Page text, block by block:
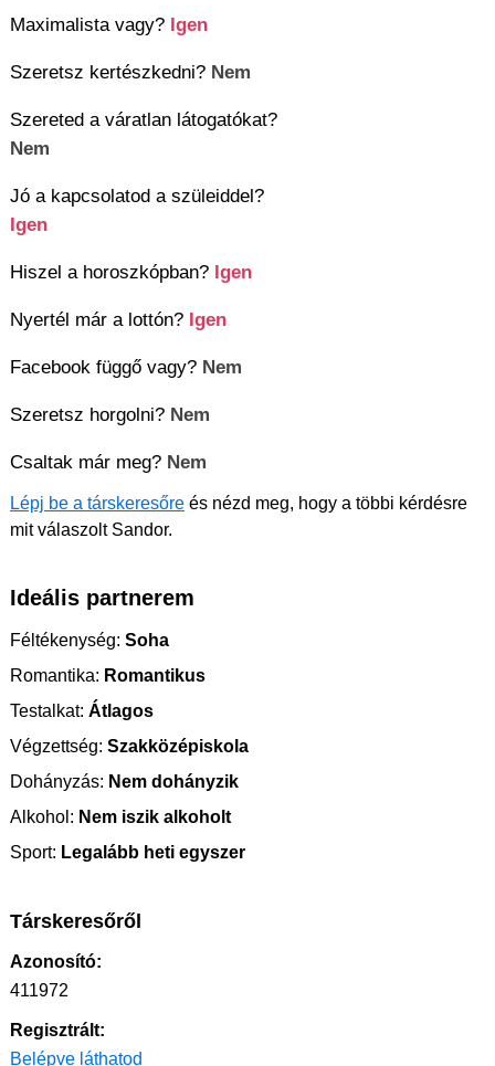
Maximalista vagy? Igen
Szeretsz kertészkedni? Nem
Szereted a váratlan látogatókat?
Nem
Jó a kapcsolatod a szüleiddel?
Igen
Hiszel a horoszkópban? Igen
Nyertél már a lottón? Igen
Facebook függő vagy? Nem
Szeretsz horgolni? Nem
Csaltak már meg? Nem
Lépj be a társkeresőre és nézd meg, hogy a többi kérdésre
mit válaszolt Sandor.
Ideális partnerem
Féltékenység: Soha
Romantika: Romantikus
Testalkat: Átlagos
Végzettség: Szakközépiskola
Dohányzás: Nem dohányzik
Alkohol: Nem iszik alkoholt
Sport: Legalább heti egyszer
Társkeresőről
Azonosító:
411972
Regisztrált:
Belépve láthatod